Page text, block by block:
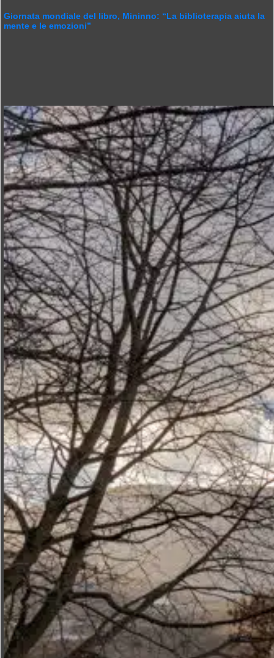
Giornata mondiale del libro, Mininno: “La biblioterapia aiuta la
mente e le emozioni”